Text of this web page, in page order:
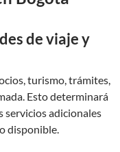
de viaje y
turismo, trámites,
Esto determinará
servicios adicionales
disponible.